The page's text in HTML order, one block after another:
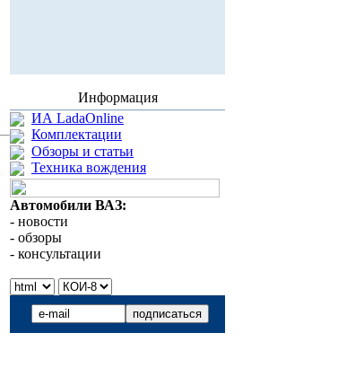
Информация
ИА LadaOnline
Комплектации
Обзоры и статьи
Техника вождения
Автомобили ВАЗ:
- новости
- обзоры
- консультации